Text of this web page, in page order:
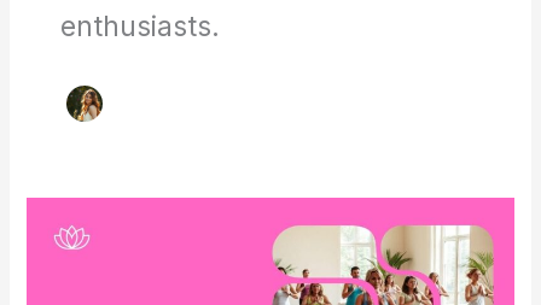
enthusiasts.